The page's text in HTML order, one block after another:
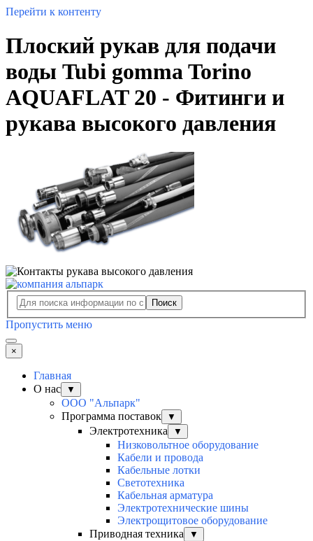
Перейти к контенту
Плоский рукав для подачи
воды Tubi gomma Torino
AQUAFLAT 20 - Фитинги и
рукава высокого давления
Поиск
Пропустить меню
×
Главная
О нас
▼
ООО "Альпарк"
Программа поставок
▼
Электротехника ▼
Низковольтное оборудование
Кабели и провода
Кабельные лотки
Светотехника
Кабельная арматура
Электротехнические шины
Электрощитовое оборудование
Приводная техника
▼